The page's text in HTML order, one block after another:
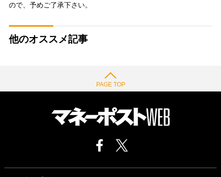
ので、予めご了承下さい。
他のオススメ記事
PAGE TOP